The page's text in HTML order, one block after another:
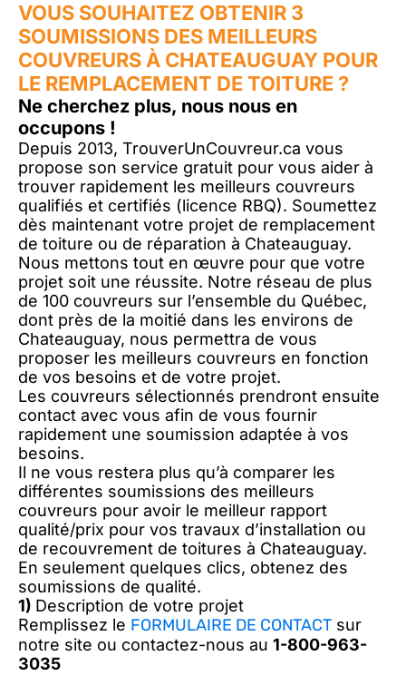
VOUS SOUHAITEZ OBTENIR 3
SOUMISSIONS DES MEILLEURS
COUVREURS À CHATEAUGUAY POUR
LE REMPLACEMENT DE TOITURE ?
Ne cherchez plus, nous nous en
occupons !
Depuis 2013, TrouverUnCouvreur.ca vous
propose son service gratuit pour vous aider à
trouver rapidement les meilleurs couvreurs
qualifiés et certifiés (licence RBQ). Soumettez
dès maintenant votre projet de remplacement
de toiture ou de réparation à Chateauguay.
Nous mettons tout en œuvre pour que votre
projet soit une réussite. Notre réseau de plus
de 100 couvreurs sur l’ensemble du Québec,
dont près de la moitié dans les environs de
Chateauguay, nous permettra de vous
proposer les meilleurs couvreurs en fonction
de vos besoins et de votre projet.
Les couvreurs sélectionnés prendront ensuite
contact avec vous afin de vous fournir
rapidement une soumission adaptée à vos
besoins.
Il ne vous restera plus qu’à comparer les
différentes soumissions des meilleurs
couvreurs pour avoir le meilleur rapport
qualité/prix pour vos travaux d’installation ou
de recouvrement de toitures à Chateauguay.
En seulement quelques clics, obtenez des
soumissions de qualité.
1) Description de votre projet
Remplissez le FORMULAIRE DE CONTACT sur
notre site ou contactez-nous au 1-800-963-
3035